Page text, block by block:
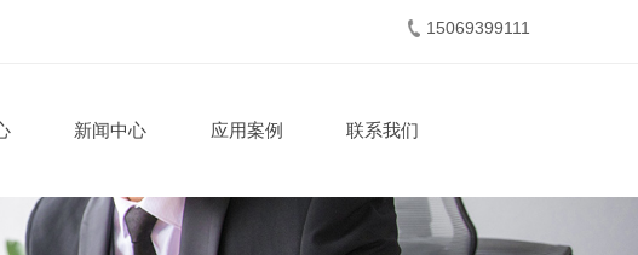
15069399111
新闻中心 应用案例 联系我们